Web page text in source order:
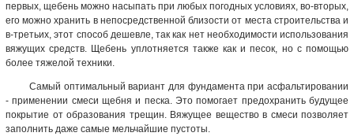
первых, щебень можно насыпать при любых погодных условиях, во-вторых,
его можно хранить в непосредственной близости от места строительства и
в-третьих, этот способ дешевле, так как нет необходимости использования
вяжущих средств. Щебень уплотняется также как и песок, но с помощью
более тяжелой техники.
Самый оптимальный вариант для фундамента при асфальтировании
- применении смеси щебня и песка. Это помогает предохранить будущее
покрытие от образования трещин. Вяжущее вещество в смеси позволяет
заполнить даже самые мельчайшие пустоты.